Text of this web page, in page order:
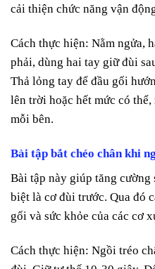
cải thiện chức năng vận
Cách thực hiện: Nằm ngửa,
phải, dùng hai tay giữ đùi
Thả lỏng tay để đầu gối
lên trời hoặc hết mức có
mỗi bên.
Bài tập bắt chéo chân khi
Bài tập này giúp tăng cường
biệt là cơ đùi trước. Qua đó
gối và sức khỏe của các cơ
Cách thực hiện: Ngồi tréo